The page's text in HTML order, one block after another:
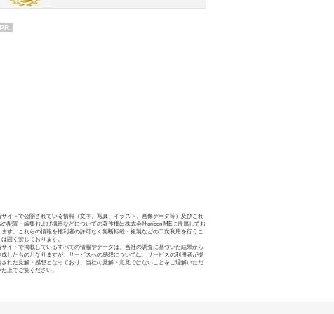
PR
サイトで公開されている情報（文字、写真、イラスト、画像データ等）及びこれ
の配置・編集および構造などについての著作権は株式会社oricon MEに帰属してお
ます。これらの情報を権利者の許可なく無断転載・複製などの二次利用を行うこ
は固く禁じております。
サイトで掲載しているすべての情報やデータは、当社の調査に基づいた結果から
成したものとなりますが、サービスへの感想については、サービスの利用者が提
された見解・感想となっており、当社の見解・意見ではないことをご理解いただ
た上でご覧ください。